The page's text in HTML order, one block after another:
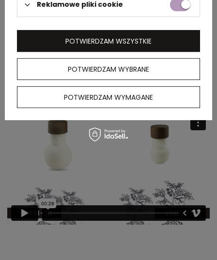
Sposób użycia: zakop naczynie w ziemi i
napełnij wodą. Poziom wody należy uzupełniać
co 5 – 7 dni. Oszczędzaj do 70% wody w
porównaniu do tradycyjnego podlewania. Dbaj
o swoje rośliny także podczas urlopu lub
wyjazdu służbowego! Wyprodukowane w
Europie / Made in Europe
Reklamowe pliki cookie
POTWIERDZAM WYBRANE
POTWIERDZAM WYMAGANE
POTWIERDZAM WSZYSTKIE